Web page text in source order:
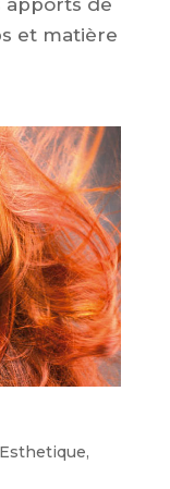
et matière
Esthetique,